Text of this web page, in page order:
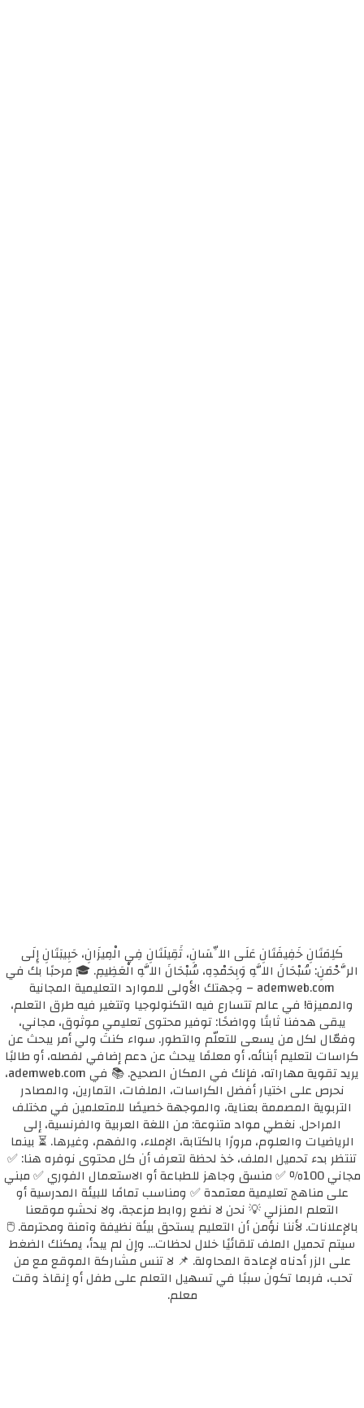
كَلِمَتَانِ خَفِيفَتَانِ عَلَى اللِّسَانِ، ثَقِيلَتَانِ فِي الْمِيزَانِ، حَبِيبَتَانِ إِلَى
الرَّحْمَنِ: سُبْحَانَ اللَّهِ وَبِحَمْدِهِ، سُبْحَانَ اللَّهِ الْعَظِيمِ. 🎓 مرحبًا بك في
ademweb.com – وجهتك الأولى للموارد التعليمية المجانية
والمميزة! في عالم تتسارع فيه التكنولوجيا وتتغير فيه طرق التعلم،
يبقى هدفنا ثابتًا وواضحًا: توفير محتوى تعليمي موثوق، مجاني،
وفعّال لكل من يسعى للتعلّم والتطور. سواء كنتَ ولي أمر يبحث عن
كراسات لتعليم أبنائه، أو معلمًا يبحث عن دعم إضافي لفصله، أو طالبًا
يريد تقوية مهاراته، فإنك في المكان الصحيح. 📚 في ademweb.com،
نحرص على اختيار أفضل الكراسات، الملفات، التمارين، والمصادر
التربوية المصممة بعناية، والموجهة خصيصًا للمتعلمين في مختلف
المراحل. نغطي مواد متنوعة: من اللغة العربية والفرنسية، إلى
الرياضيات والعلوم، مرورًا بالكتابة، الإملاء، والفهم، وغيرها. ⏳ بينما
تنتظر بدء تحميل الملف، خذ لحظة لتعرف أن كل محتوى نوفره هنا: ✅
مجاني 100٪ ✅ منسق وجاهز للطباعة أو الاستعمال الفوري ✅ مبني
على مناهج تعليمية معتمدة ✅ ومناسب تمامًا للبيئة المدرسية أو
التعلم المنزلي 💡 نحن لا نضع روابط مزعجة، ولا نحشو موقعنا
بالإعلانات. لأننا نؤمن أن التعليم يستحق بيئة نظيفة وآمنة ومحترمة. 🖱️
سيتم تحميل الملف تلقائيًا خلال لحظات... وإن لم يبدأ، يمكنك الضغط
على الزر أدناه لإعادة المحاولة. 📌 لا تنس مشاركة الموقع مع من
تحب، فربما تكون سببًا في تسهيل التعلم على طفل أو إنقاذ وقت
معلم.